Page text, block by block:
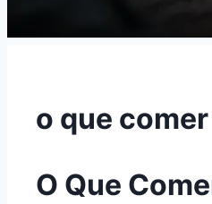
o que
O Que